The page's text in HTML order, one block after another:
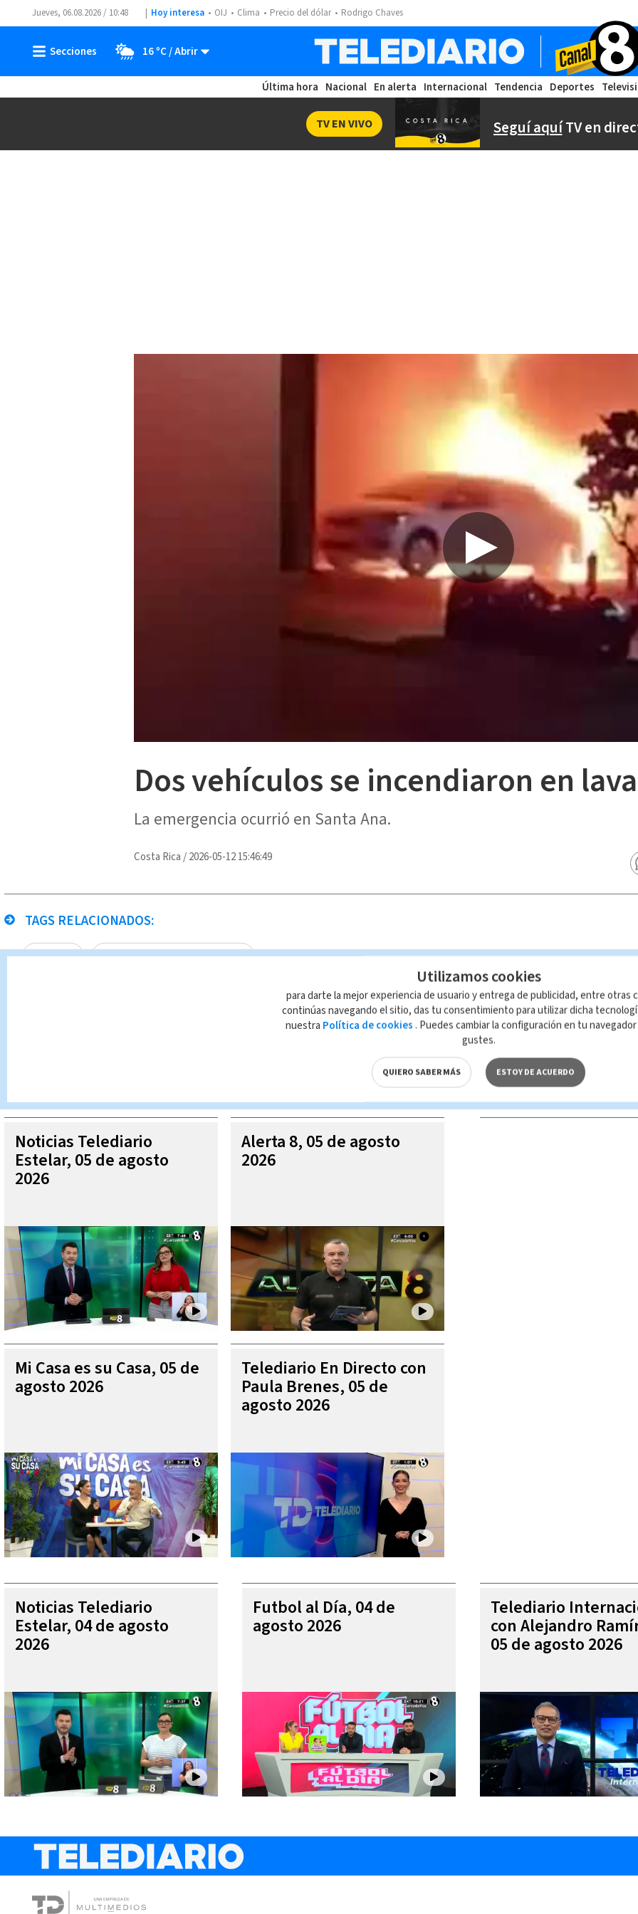
Jueves, 06.08.2026 / 10:48 Hoy interesa OIJ Clima Precio del dólar Rodrigo Chaves
16 ºC
Última hora Nacional En alerta Internacional Tendencia Deportes
Seguí aquíTV en
TV EN VIVO
Dos vehículos se incendiaron en
La emergencia ocurrió en Santa Ana.
Costa Rica /2026-05-12 15:46:49
TAGS RELACIONADOS:
incendios Noticias Telediario En Directo
Queda prohibida la reproducción total o parcial del contenido de esta página, mismo que es propiedad de TELEDIARIO; su
MÁS VIDEOS
Noticias Telediario
Estelar, 05 de agosto
2026
Alerta 8, 05 de agosto
2026
Mi Casa es su Casa, 05 de
agosto 2026
Telediario En Directo con
Paula Brenes, 05 de
agosto 2026
Noticias Telediario
Estelar, 04 de agosto
2026
Futbol al Día, 04 de
agosto 2026
Telediario
con Alejandro
05 de agosto 2026
Utilizamos cookies
para darte la mejor experiencia de usuario y entrega de publicidad, entre otras
continúas navegando el sitio, das tu consentimiento para utilizar dicha
nuestra Política de cookies . Puedes cambiar la configuración en tu
gustes.
QUIERO SABER MÁS ESTOY DE ACUERDO